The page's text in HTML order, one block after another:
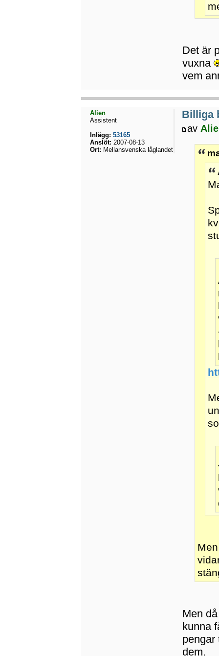
Det är
vuxna
vem
Billiga
av
Men
kunna
pengar
dem.
Alien
Assistent
Inlägg: 53165
Anslöt: 2007-08-13
Ort: Mellansvenska låglandet